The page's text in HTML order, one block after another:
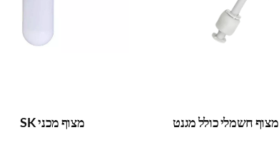
מצוף חשמלי כולל מגנט מצוף מכני SK